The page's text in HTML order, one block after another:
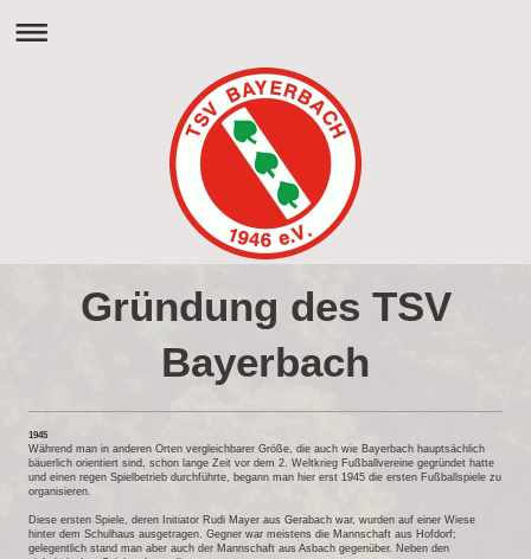
Gründung des TSV
Bayerbach
1945
Während man in anderen Orten vergleichbarer Größe, die auch wie Bayerbach hauptsächlich
bäuerlich orientiert sind, schon lange Zeit vor dem 2. Weltkrieg Fußballvereine gegründet hatte
und einen regen Spielbetrieb durchführte, begann man hier erst 1945 die ersten Fußballspiele zu
organisieren.
Diese ersten Spiele, deren Initiator Rudi Mayer aus Gerabach war, wurden auf einer Wiese
hinter dem Schulhaus ausgetragen. Gegner war meistens die Mannschaft aus Hofdorf;
gelegentlich stand man aber auch der Mannschaft aus Asbach gegenüber. Neben den